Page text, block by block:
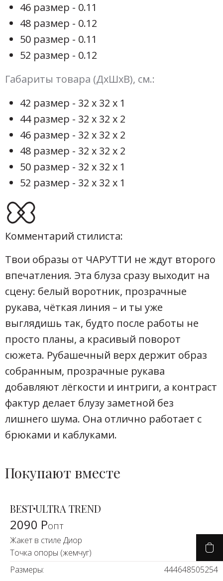
46 размер - 0.11
48 размер - 0.12
50 размер - 0.11
52 размер - 0.12
Габариты товара (ДхШхВ), см.:
42 размер - 32 х 32 х 1
44 размер - 32 х 32 х 2
46 размер - 32 х 32 х 2
48 размер - 32 х 32 х 2
50 размер - 32 х 32 х 1
52 размер - 32 х 32 х 1
Комментарий стилиста:
Твои образы от ЧАРУТТИ не ждут второго
впечатления. Эта блуза сразу выходит на
сцену: белый воротник, прозрачные
рукава, чёткая линия – и ты уже
выглядишь так, будто после работы не
просто планы, а красивый поворот
сюжета. Рубашечный верх держит образ
собранным, прозрачные рукава
добавляют лёгкости и интриги, а контраст
фактур делает блузу заметной без
лишнего шума. Она отлично работает с
брюками и каблуками.
Покупают вместе
BESTULTRA TREND
2090 Ропт
Жакет в стиле Диор
Точка опоры (жемчуг)
Размеры:
444648505254